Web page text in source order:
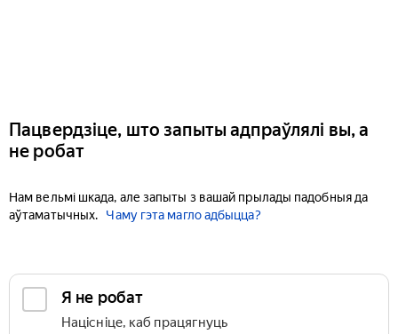
Пацвердзіце, што запыты адпраўлялі вы, а
не робат
Нам вельмі шкада, але запыты з вашай прылады падобныя да
аўтаматычных.
Чаму гэта магло адбыцца?
Я не робат
Націсніце, каб працягнуць